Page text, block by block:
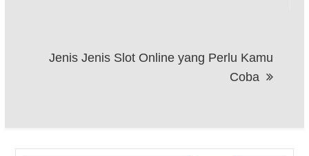
Jenis Jenis Slot Online yang Perlu Kamu
Coba